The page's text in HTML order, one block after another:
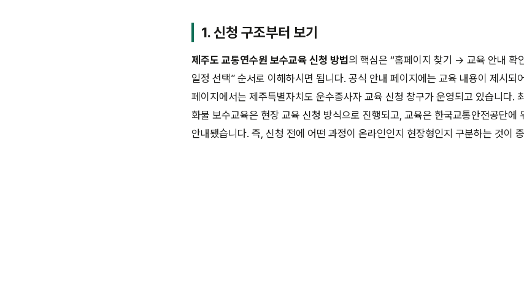
1. 신청 구조부터 보기
제주도 교통연수원 보수교육 신청 방법의 핵심은 “홈페이지 찾기 → 교육 안내
일정 선택” 순서로 이해하시면 됩니다. 공식 안내 페이지에는 교육 내용이 제시되
페이지에서는 제주특별자치도 운수종사자 교육 신청 창구가 운영되고 있습니다.
화물 보수교육은 현장 교육 신청 방식으로 진행되고, 교육은 한국교통안전공단에
안내됐습니다. 즉, 신청 전에 어떤 과정이 온라인인지 현장형인지 구분하는 것이